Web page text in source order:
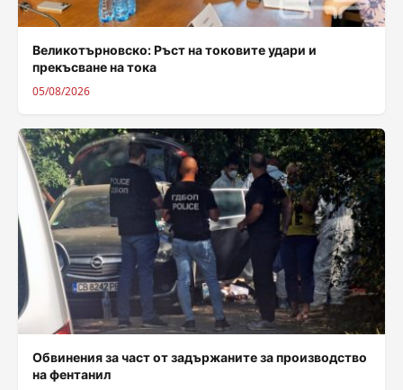
Великотърновско: Ръст на токовите удари и
прекъсване на тока
05/08/2026
Обвинения за част от задържаните за производство
на фентанил